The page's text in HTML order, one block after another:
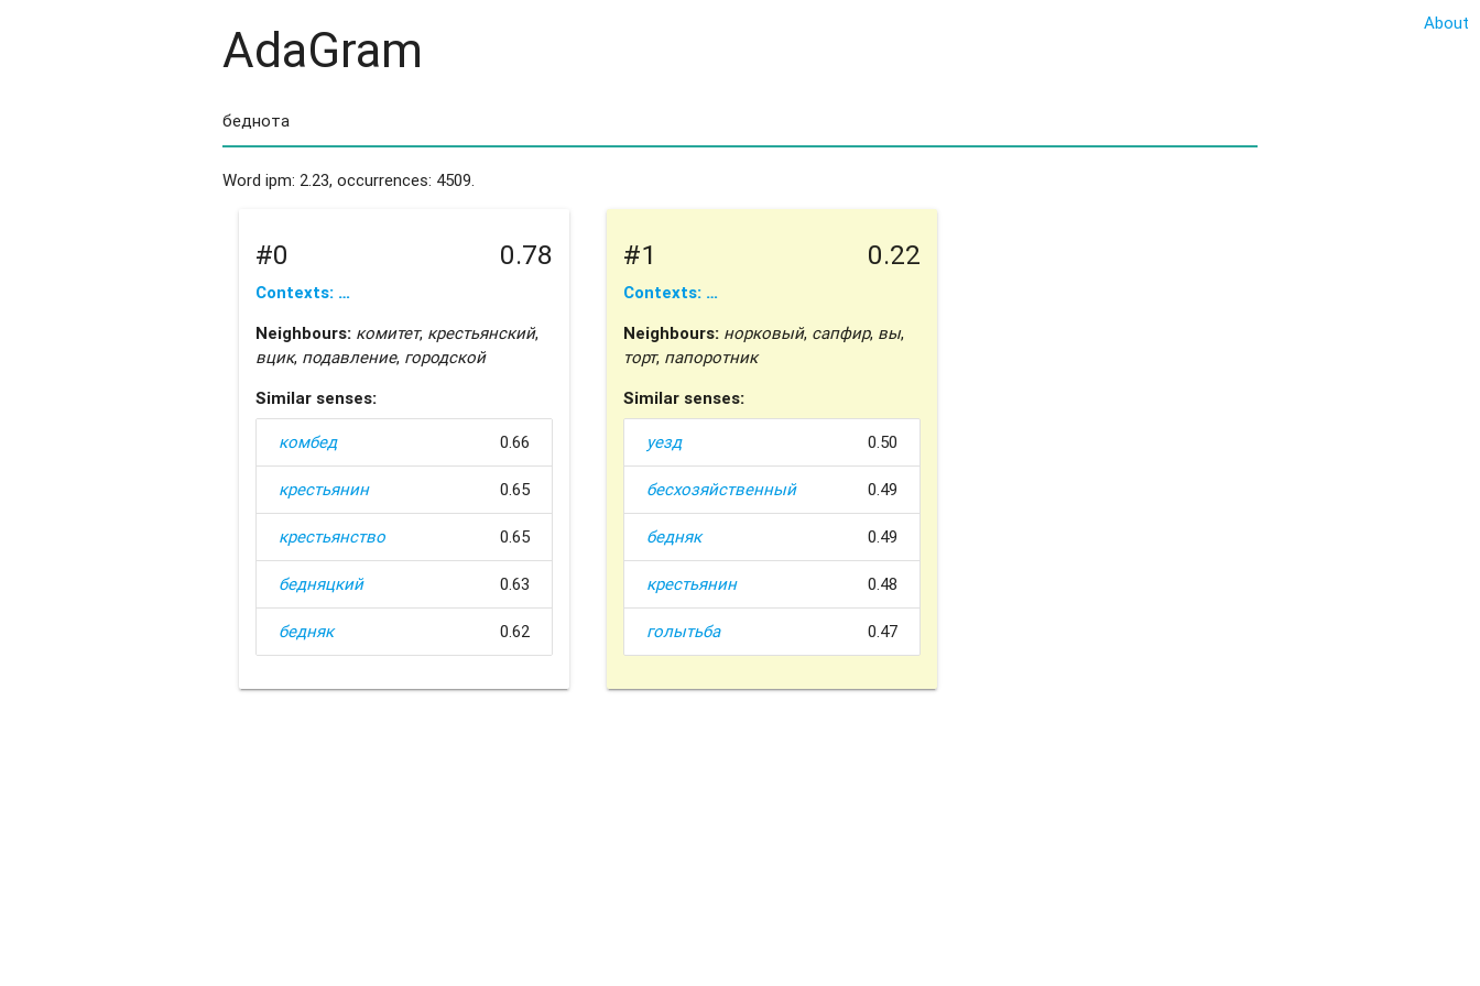
About
AdaGram
Word ipm: 2.23, occurrences: 4509.
#0 0.78
Contexts: …
Neighbours: комитет, крестьянский,
вцик, подавление, городской
Similar senses:
комбед 0.66
крестьянин 0.65
крестьянство 0.65
бедняцкий 0.63
бедняк 0.62
#1 0.22
Contexts: …
Neighbours: норковый, сапфир, вы,
торт, папоротник
Similar senses:
уезд 0.50
бесхозяйственный 0.49
бедняк 0.49
крестьянин 0.48
голытьба 0.47